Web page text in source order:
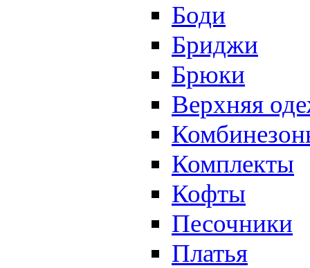
Боди
Бриджи
Брюки
Верхняя
Комплекты
Кофты
Песочники
Платья